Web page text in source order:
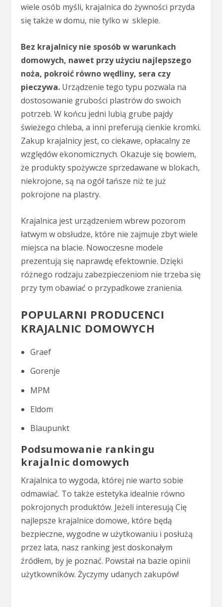
wiele osób myśli, krajalnica do żywności przyda
się także w domu, nie tylko w sklepie.
Bez krajalnicy nie sposób w warunkach
domowych, nawet przy użyciu najlepszego
noża, pokroić równo wędliny, sera czy
pieczywa. Urządzenie tego typu pozwala na
dostosowanie grubości plastrów do swoich
potrzeb. W końcu jedni lubią grube pajdy
świeżego chleba, a inni preferują cienkie kromki.
Zakup krajalnicy jest, co ciekawe, opłacalny ze
względów ekonomicznych. Okazuje się bowiem,
że produkty spożywcze sprzedawane w blokach,
niekrojone, są na ogół tańsze niż te już
pokrojone na plastry.
Krajalnica jest urządzeniem wbrew pozorom
łatwym w obsłudze, które nie zajmuje zbyt wiele
miejsca na blacie. Nowoczesne modele
prezentują się naprawdę efektownie. Dzięki
różnego rodzaju zabezpieczeniom nie trzeba się
przy tym obawiać o przypadkowe zranienia.
POPULARNI PRODUCENCI
KRAJALNIC DOMOWYCH
Graef
Gorenje
MPM
Eldom
Blaupunkt
Podsumowanie rankingu
krajalnic domowych
Krajalnica to wygoda, której nie warto sobie
odmawiać. To także estetyka idealnie równo
pokrojonych produktów. Jeżeli interesują Cię
najlepsze krajalnice domowe, które będą
bezpieczne, wygodne w użytkowaniu i posłużą
przez lata, nasz ranking jest doskonałym
źródłem, by je poznać. Powstał na bazie opinii
użytkowników. Życzymy udanych zakupów!